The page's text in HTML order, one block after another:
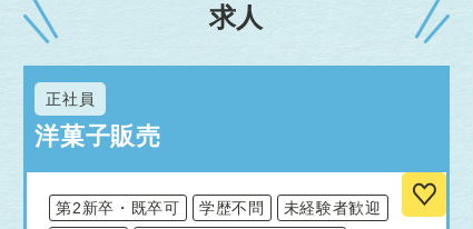
求人
正社員
洋菓子販売
第2新卒・既卒可 学歴不問
未経験者歓迎